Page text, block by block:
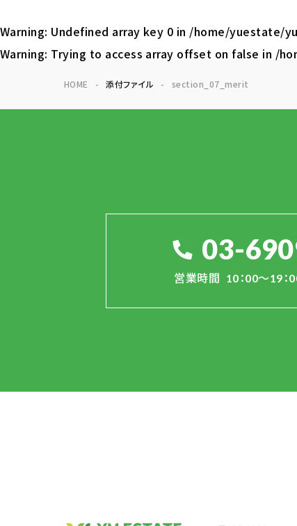
Warning: Undefined array key 0 in /home/yuestate/
Warning: Trying to access array offset on false in /
HOME 添付ファイル section_07_merit
03-
営業時間 10：00～19：